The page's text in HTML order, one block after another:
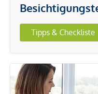
Tipps & Checkliste